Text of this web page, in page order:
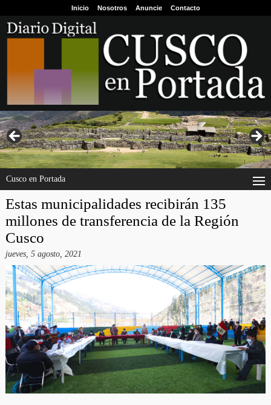
Inicio Nosotros Anuncie Contacto
Cusco en Portada
Estas municipalidades recibirán 135
millones de transferencia de la Región
Cusco
jueves, 5 agosto, 2021